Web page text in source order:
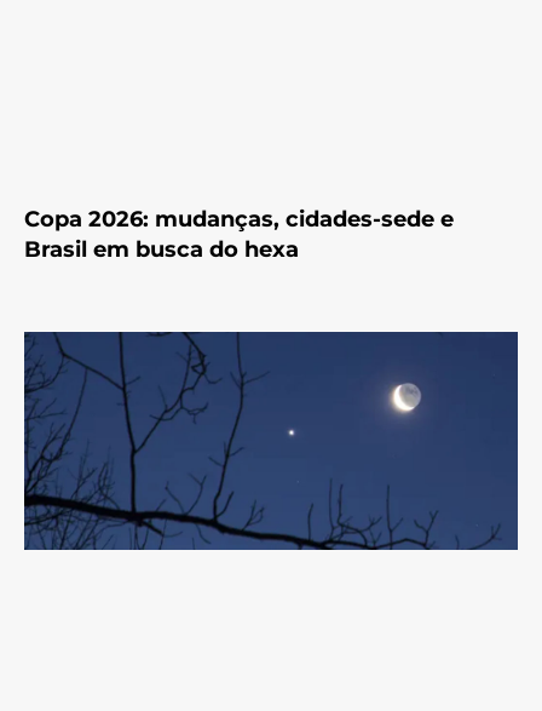
Copa 2026: mudanças, cidades-sede e
Brasil em busca do hexa